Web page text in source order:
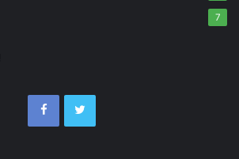
7